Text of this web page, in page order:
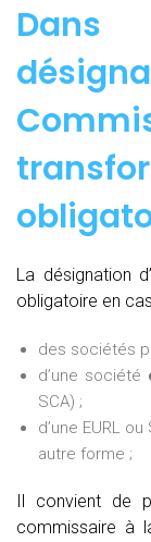
La désignation
obligatoire en
des sociétés
d’une société
SCA) ;
d’une EURL
autre forme ;
Il convient de
commissaire à